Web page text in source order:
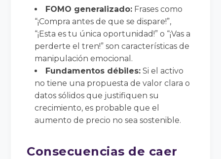
FOMO generalizado: Frases como
“¡Compra antes de que se dispare!”,
“¡Esta es tu única oportunidad!” o “¡Vas a
perderte el tren!” son características de
manipulación emocional.
Fundamentos débiles: Si el activo
no tiene una propuesta de valor clara o
datos sólidos que justifiquen su
crecimiento, es probable que el
aumento de precio no sea sostenible.
Consecuencias de caer